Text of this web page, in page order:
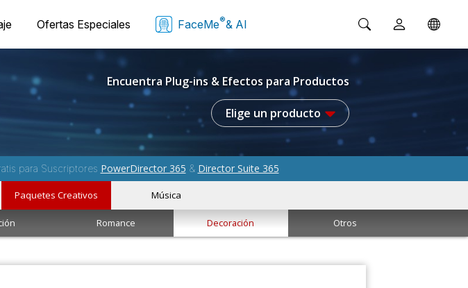
Ofertas Especiales FaceMe®& AI
Encuentra Plug-ins & Efectos para Productos
Elige un producto
para Suscriptores PowerDirector 365 & Director Suite 365
Paquetes Creativos Música
Romance Decoración Otros